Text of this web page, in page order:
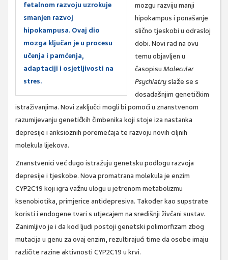
fetalnom razvoju uzrokuje
smanjen razvoj
hipokampusa. Ovaj dio
mozga ključan je u procesu
učenja i pamćenja,
adaptaciji i osjetljivosti na
stres.
mozgu razviju manji
hipokampus i ponašanje
slično tjeskobi u odrasloj
dobi. Novi rad na ovu
temu objavljen u
časopisu Molecular
Psychiatryslaže se s
dosadašnjim genetičkim
istraživanjima. Novi zaključci mogli bi pomoći u znanstvenom
razumijevanju genetičkih čimbenika koji stoje iza nastanka
depresije i anksioznih poremećaja te razvoju novih ciljnih
molekula lijekova.
Znanstvenici već dugo istražuju genetsku podlogu razvoja
depresije i tjeskobe. Nova promatrana molekula je enzim
CYP2C19 koji igra važnu ulogu u jetrenom metabolizmu
ksenobiotika, primjerice antidepresiva. Također kao supstrate
koristi i endogene tvari s utjecajem na središnji živčani sustav.
Zanimljivo je i da kod ljudi postoji genetski polimorfizam zbog
mutacija u genu za ovaj enzim, rezultirajući time da osobe imaju
različite razine aktivnosti CYP2C19 u krvi.